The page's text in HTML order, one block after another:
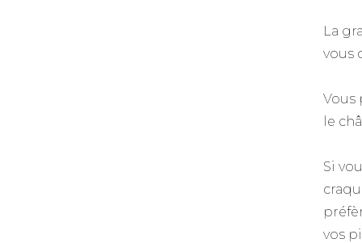
La
vous
Vous
le
Si
vos